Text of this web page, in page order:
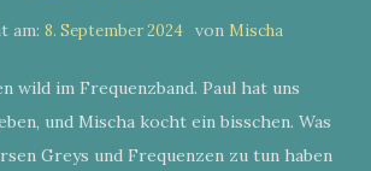
am: 8. September 2024 von Mischa
wild im Frequenzband. Paul hat uns
und Mischa kocht ein bisschen. Was
Greys und Frequenzen zu tun haben